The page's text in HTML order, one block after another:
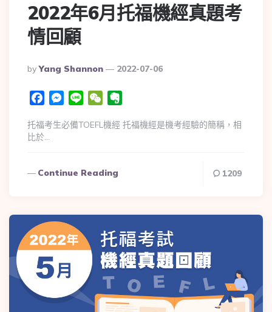
2022年6月托福機經真題考
情回顧
By Yang Shannon 2022-07-06
FacebookMessenger
Line WeChat
托福考生必備TOEFL機經 托福機經是機考經驗的簡稱，相
比於…
Continue Reading 1209